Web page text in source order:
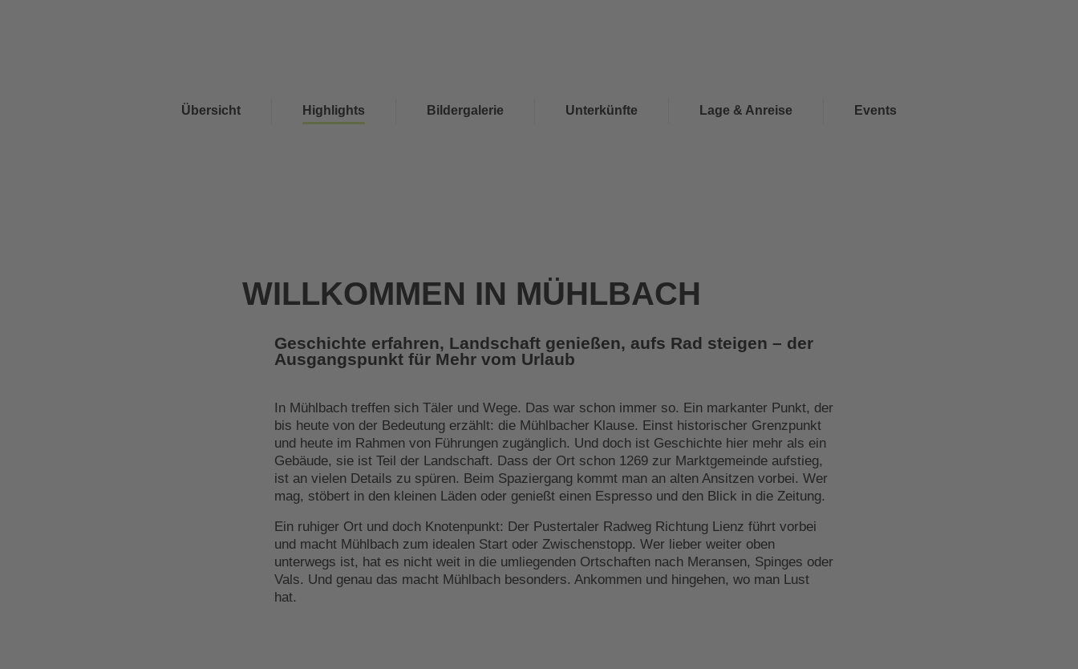
Übersicht Highlights Bildergalerie Unterkünfte Lage & Anreise Events
WILLKOMMEN IN MÜHLBACH
Geschichte erfahren, Landschaft genießen, aufs Rad steigen – der
Ausgangspunkt für Mehr vom Urlaub
In Mühlbach treffen sich Täler und Wege. Das war schon immer so. Ein markanter Punkt, der
bis heute von der Bedeutung erzählt: die Mühlbacher Klause. Einst historischer Grenzpunkt
und heute im Rahmen von Führungen zugänglich. Und doch ist Geschichte hier mehr als ein
Gebäude, sie ist Teil der Landschaft. Dass der Ort schon 1269 zur Marktgemeinde aufstieg,
ist an vielen Details zu spüren. Beim Spaziergang kommt man an alten Ansitzen vorbei. Wer
mag, stöbert in den kleinen Läden oder genießt einen Espresso und den Blick in die Zeitung.
Ein ruhiger Ort und doch Knotenpunkt: Der Pustertaler Radweg Richtung Lienz führt vorbei
und macht Mühlbach zum idealen Start oder Zwischenstopp. Wer lieber weiter oben
unterwegs ist, hat es nicht weit in die umliegenden Ortschaften nach Meransen, Spinges oder
Vals. Und genau das macht Mühlbach besonders. Ankommen und hingehen, wo man Lust
hat.